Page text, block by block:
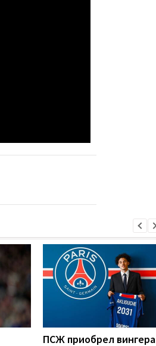
ПСЖ приобрел вингера